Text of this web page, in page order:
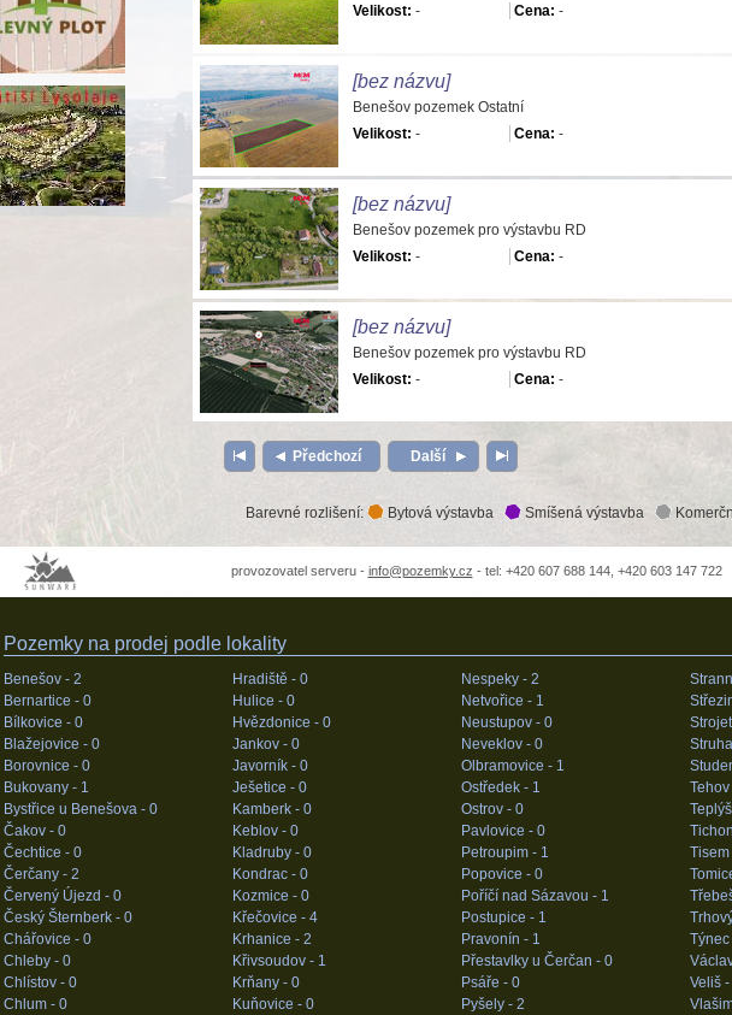
Velikost: - Cena: -
[bez názvu]
Benešov pozemek Ostatní
Velikost: - Cena: -
[bez názvu]
Benešov pozemek pro výstavbu RD
Velikost: - Cena: -
[bez názvu]
Benešov pozemek pro výstavbu RD
Velikost: - Cena: -
Předchozí Další
Barevné rozlišení: Bytová výstavba Smíšená výstavba
provozovatel serveru - info@pozemky.cz - tel: +420 607 688 144, +420 603 147 722
Pozemky na prodej podle lokality
Benešov - 2
Bernartice - 0
Bílkovice - 0
Blažejovice - 0
Borovnice - 0
Bukovany - 1
Bystřice u Benešova - 0
Čakov - 0
Čechtice - 0
Čerčany - 2
Červený Újezd - 0
Český Šternberk - 0
Chářovice - 0
Chleby - 0
Chlístov - 0
Chlum - 0
Hradiště - 0
Hulice - 0
Hvězdonice - 0
Jankov - 0
Javorník - 0
Ješetice - 0
Kamberk - 0
Keblov - 0
Kladruby - 0
Kondrac - 0
Kozmice - 0
Křečovice - 4
Krhanice - 2
Křivsoudov - 1
Krňany - 0
Kuňovice - 0
Nespeky - 2
Netvořice - 1
Neustupov - 0
Neveklov - 0
Olbramovice - 1
Ostředek - 1
Ostrov - 0
Pavlovice - 0
Petroupim - 1
Popovice - 0
Poříčí nad Sázavou - 1
Postupice - 1
Pravonín - 1
Přestavlky u Čerčan - 0
Psáře - 0
Pyšely - 2
Veliš -